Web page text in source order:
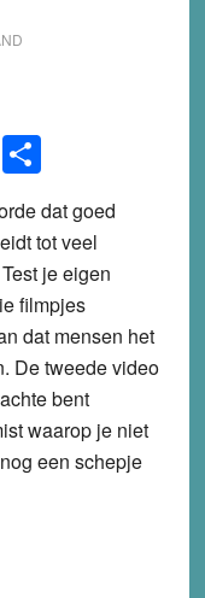
Share
dat goed
tot veel
je eigen
filmpjes
dat mensen het
De tweede video
bent
waarop je niet
een schepje